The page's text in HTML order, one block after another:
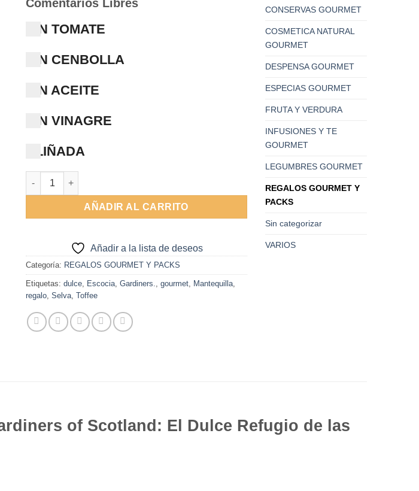
Comentarios Libres
SIN TOMATE
SIN CENBOLLA
SIN ACEITE
SIN VINAGRE
ALIÑADA
Lata caramelos toffe Selva tropical 200g Gardiners os Scotland cantidad
AÑADIR AL CARRITO
Añadir a la lista de deseos
Categoría: REGALOS GOURMET Y PACKS
Etiquetas: dulce Escocia Gardiners. gourmet Mantequilla
regalo Selva Toffee
CONSERVAS GOURMET
COSMETICA NATURAL
GOURMET
DESPENSA GOURMET
ESPECIAS GOURMET
FRUTA Y VERDURA
INFUSIONES Y TE
GOURMET
LEGUMBRES GOURMET
REGALOS GOURMET Y
PACKS
Sin categorizar
VARIOS
of Scotland: El Dulce Refugio de las